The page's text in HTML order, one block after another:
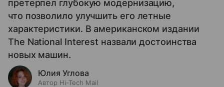
претерпел глубокую модернизацию,
что позволило улучшить его летные
характеристики. В американском издании
The National Interest назвали достоинства
новых машин.
Юлия Углова
Автор Hi-Tech Mail